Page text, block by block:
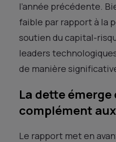
l’année précédente.
faible par rapport à la
soutien du capital-
leaders
de manière
La dette émerge
complément
Le rapport met en